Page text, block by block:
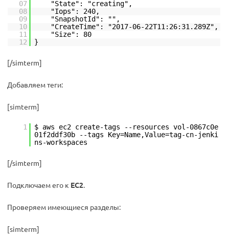
07
"State": "creating",
08
"Iops": 240,
09
"SnapshotId": "",
10
"CreateTime": "2017-06-22T11:26:31.289Z",
11
"Size": 80
12
}
[/simterm]
Добавляем теги:
[simterm]
1
$ aws ec2 create-tags --resources vol-0867c0e
01f2ddf30b --tags Key=Name,Value=tag-cn-jenki
ns-workspaces
[/simterm]
Подключаем его к EC2.
Проверяем имеющиеся разделы:
[simterm]